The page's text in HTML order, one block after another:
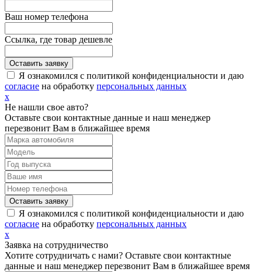
Ваш номер телефона
Ссылка, где товар дешевле
Я ознакомился с политикой конфиденциальности и даю
согласие на обработку персональных данных
х
Не нашли свое авто?
Оставьте свои контактные данные и наш менеджер
перезвонит Вам в ближайшее время
Я ознакомился с политикой конфиденциальности и даю
согласие на обработку персональных данных
х
Заявка на сотрудничество
Хотите сотрудничать с нами? Оставьте свои контактные
данные и наш менеджер перезвонит Вам в ближайшее время